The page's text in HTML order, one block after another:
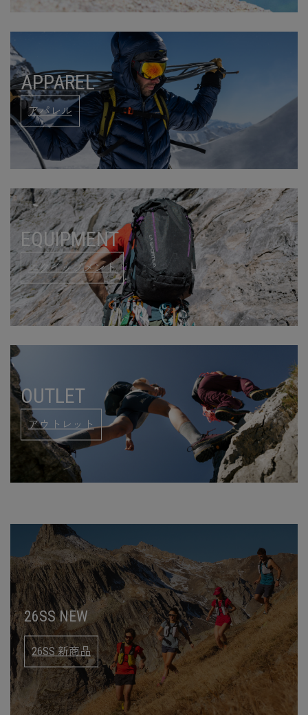
APPAREL
アパレル
EQUIPMENT
エクイップメント
OUTLET
アウトレット
26SS NEW
26SS 新商品